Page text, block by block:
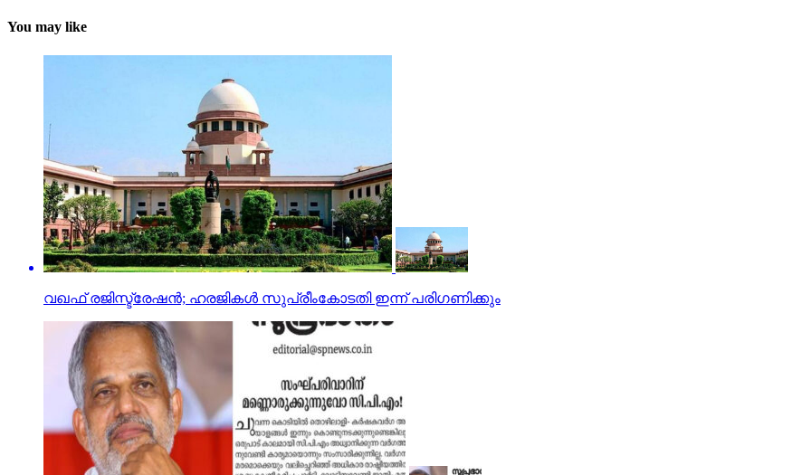
You may like
വഖഫ് രജിസ്ട്രേഷന്‍; ഹരജികള്‍ സുപ്രീംകോടതി ഇന്ന് പരിഗണിക്കും